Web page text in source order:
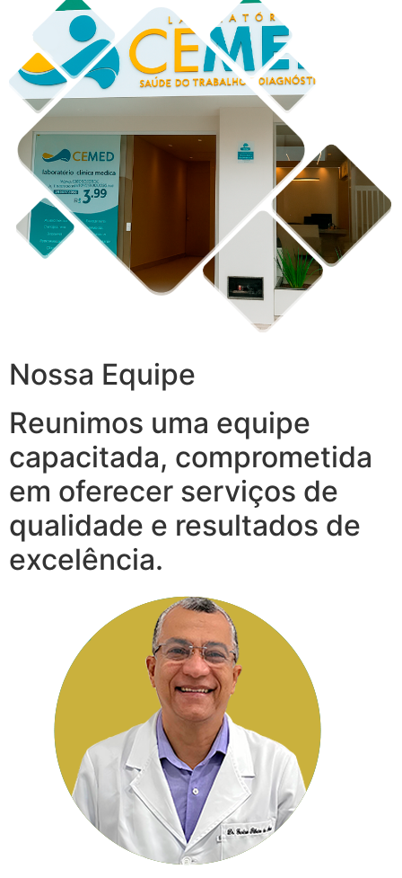
Nossa Equipe
Reunimos uma equipe
capacitada, comprometida
em oferecer serviços de
qualidade e resultados de
excelência.